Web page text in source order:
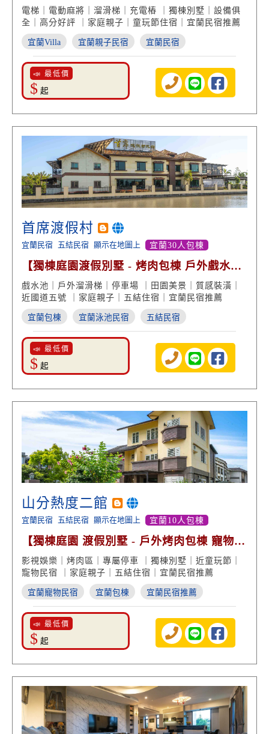
高分好評】
電梯｜電動麻將｜溜滑梯｜充電樁 ｜獨棟別墅｜設備俱
全｜高分好評 ｜家庭親子｜童玩節住宿｜宜蘭民宿推薦
宜蘭Villa 宜蘭親子民宿 宜蘭民宿
📣 最低價
$ 起
首席渡假村
宜蘭民宿 五結民宿 顯示在地圖上 宜蘭30人包棟
【獨棟庭園渡假別墅 - 烤肉包棟 戶外戲水池
溜滑梯】
戲水池｜戶外溜滑梯｜停車場 ｜田園美景｜質感裝潢｜
近國道五號 ｜家庭親子｜五結住宿｜宜蘭民宿推薦
宜蘭包棟 宜蘭泳池民宿 五結民宿
📣 最低價
$ 起
山分熱度二館
宜蘭民宿 五結民宿 顯示在地圖上 宜蘭10人包棟
【獨棟庭園 渡假別墅 - 戶外烤肉包棟 寵物友
善】
影視娛樂｜烤肉區｜專屬停車 ｜獨棟別墅｜近童玩節｜
寵物民宿 ｜家庭親子｜五結住宿｜宜蘭民宿推薦
宜蘭寵物民宿 宜蘭包棟 宜蘭民宿推薦
📣 最低價
$ 起